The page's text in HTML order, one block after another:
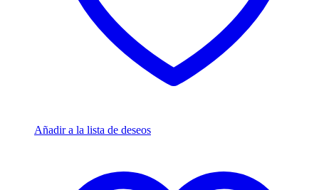
Añadir a la lista de deseos